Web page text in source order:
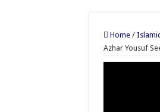
Home /
Azhar Yousuf